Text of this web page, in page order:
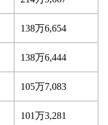
138万6,654
138万6,444
105万7,083
101万3,281